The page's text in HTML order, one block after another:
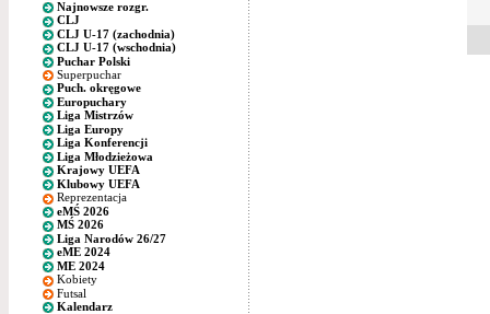
Najnowsze rozgr.
CLJ
CLJ U-17 (zachodnia)
CLJ U-17 (wschodnia)
Puchar Polski
Superpuchar
Puch. okręgowe
Europuchary
Liga Mistrzów
Liga Europy
Liga Konferencji
Liga Młodzieżowa
Krajowy UEFA
Klubowy UEFA
Reprezentacja
eMŚ 2026
MŚ 2026
Liga Narodów 26/27
eME 2024
ME 2024
Kobiety
Futsal
Kalendarz